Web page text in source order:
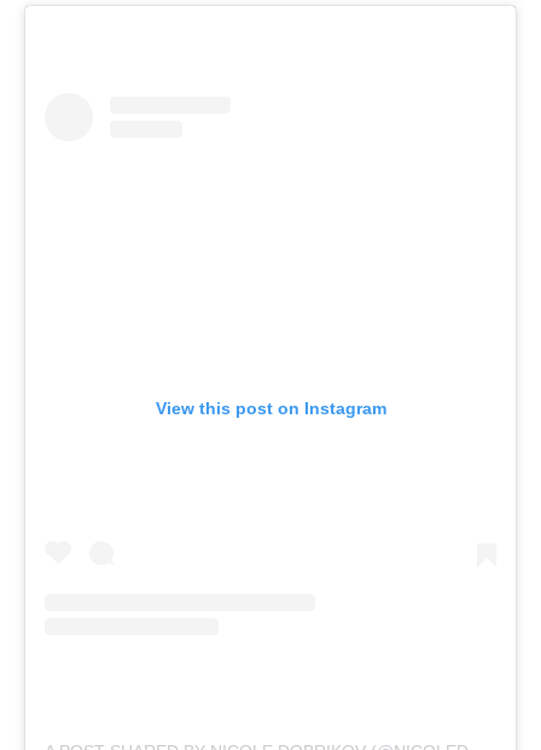
View this post on Instagram